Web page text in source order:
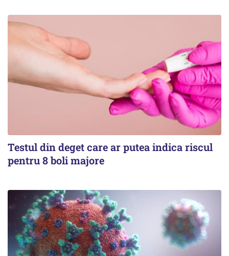
Testul din deget care ar putea indica riscul
pentru 8 boli majore